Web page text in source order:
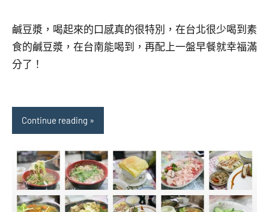
鹹豆漿，喝起來的口感真的很特別，在台北很少喝到素
食的鹹豆漿，在台南能喝到，再配上一盤早餐就幸福滿
分了！
Continue reading